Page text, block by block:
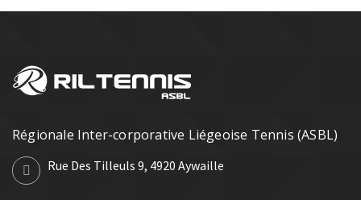
Régionale Inter-corporative Liégeoise Tennis (ASBL)
Rue Des Tilleuls 9, 4920 Aywaille